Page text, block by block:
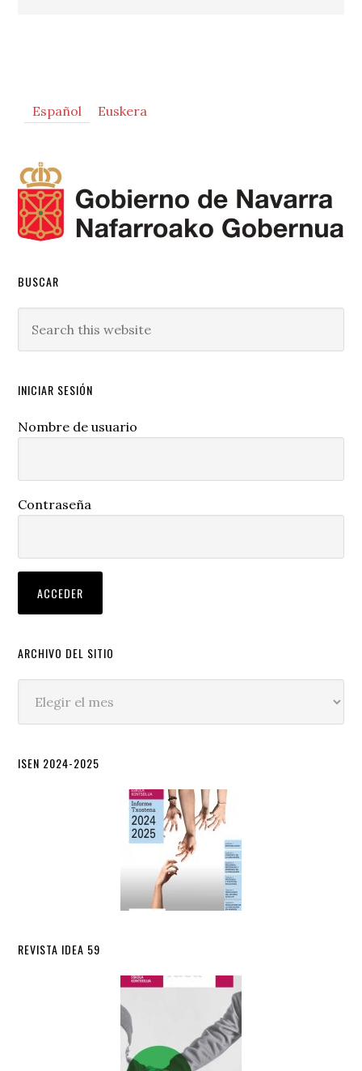
Primary
Sidebar
Español Euskera
BUSCAR
this
INICIAR SESIÓN
Nombre de usuario
Contraseña
ARCHIVO DEL SITIO
del
ISEN 2024-2025
REVISTA IDEA 59